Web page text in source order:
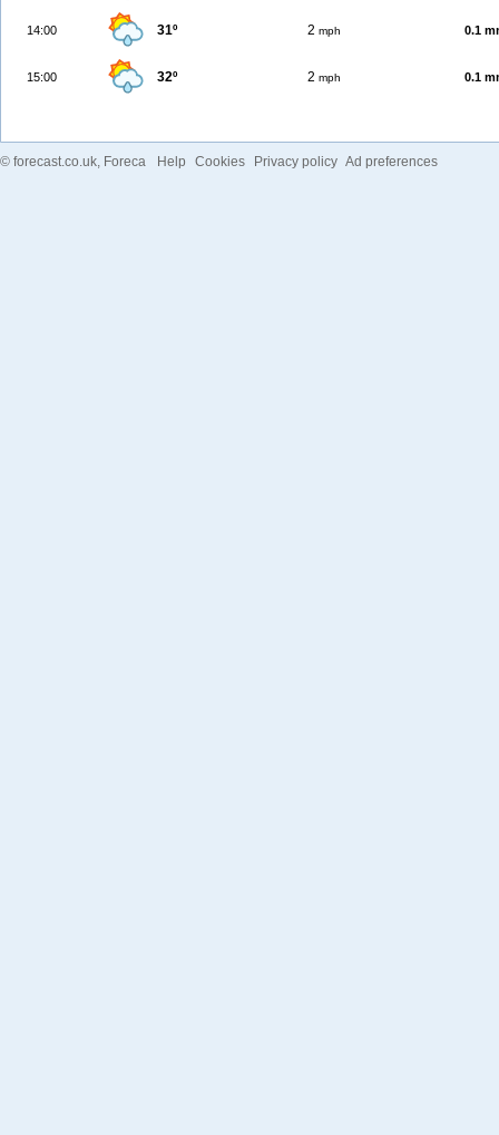
14:00 31º 2 mph 0.1
15:00 32º 2 mph 0.1
© forecast.co.uk, Foreca Help Cookies Privacy policy Ad preferences